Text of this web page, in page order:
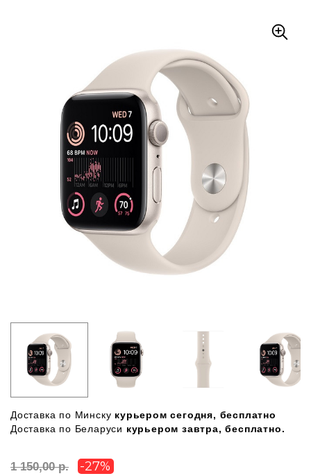
Доставка по Минску курьером сегодня, бесплатно
Доставка по Беларуси курьером завтра, бесплатно.
1 150,00 р. -27%